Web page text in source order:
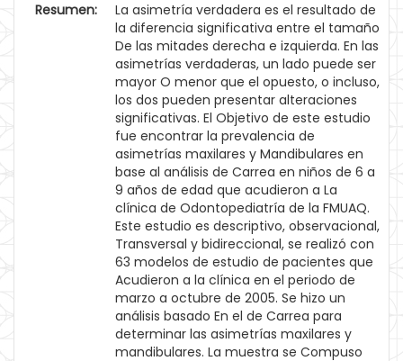
Resumen:
La asimetría verdadera es el resultado de
la diferencia significativa entre el tamaño
De las mitades derecha e izquierda. En las
asimetrías verdaderas, un lado puede ser
mayor O menor que el opuesto, o incluso,
los dos pueden presentar alteraciones
significativas. El Objetivo de este estudio
fue encontrar la prevalencia de
asimetrías maxilares y Mandibulares en
base al análisis de Carrea en niños de 6 a
9 años de edad que acudieron a La
clínica de Odontopediatría de la FMUAQ.
Este estudio es descriptivo, observacional,
Transversal y bidireccional, se realizó con
63 modelos de estudio de pacientes que
Acudieron a la clínica en el periodo de
marzo a octubre de 2005. Se hizo un
análisis basado En el de Carrea para
determinar las asimetrías maxilares y
mandibulares. La muestra se Compuso